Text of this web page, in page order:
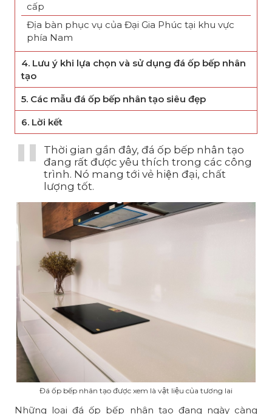
cấp
Địa bàn phục vụ của Đại Gia Phúc tại khu vực
phía Nam
4. Lưu ý khi lựa chọn và sử dụng đá ốp bếp nhân
tạo
5. Các mẫu đá ốp bếp nhân tạo siêu đẹp
6. Lời kết
Thời gian gần đây, đá ốp bếp nhân tạo
đang rất được yêu thích trong các công
trình. Nó mang tới vẻ hiện đại, chất
lượng tốt.
Đá ốp bếp nhân tạo được xem là vật liệu của tương lai
Những loại đá ốp bếp nhân tạo đang ngày càng